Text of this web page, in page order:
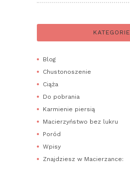
KATEGORIE
Blog
Chustonoszenie
Ciąża
Do pobrania
Karmienie piersią
Macierzyństwo bez lukru
Poród
Wpisy
Znajdziesz w Macierzance: